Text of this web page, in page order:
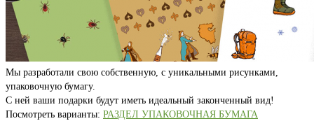
Мы разработали свою собственную, с уникальными рисунками,
упаковочную бумагу.
С ней ваши подарки будут иметь идеальный законченный вид!
Посмотреть варианты: РАЗДЕЛ УПАКОВОЧНАЯ БУМАГА